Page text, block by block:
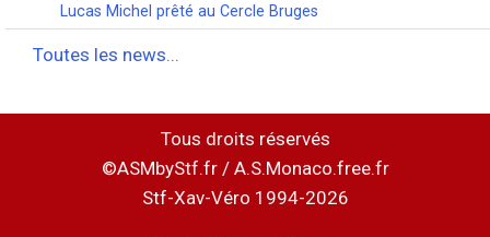
Lucas Michel prêté au Cercle Bruges
Toutes les news...
Tous droits réservés
©ASMbyStf.fr / A.S.Monaco.free.fr
Stf-Xav-Véro 1994-2026